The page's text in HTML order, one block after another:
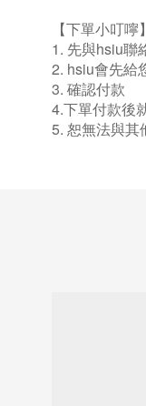
【下單小叮嚀】
1. 先與hsiu聯
2. hsiu會先給
3. 確認付款
4.下單付款後
5. 恕無法與其